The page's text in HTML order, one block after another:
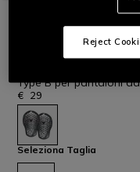
MOTO
PRO-ARMOR 2
FIANCHI MOTO
Type B per pantaloni
€ 29
selezionato
Seleziona Taglia
Reject